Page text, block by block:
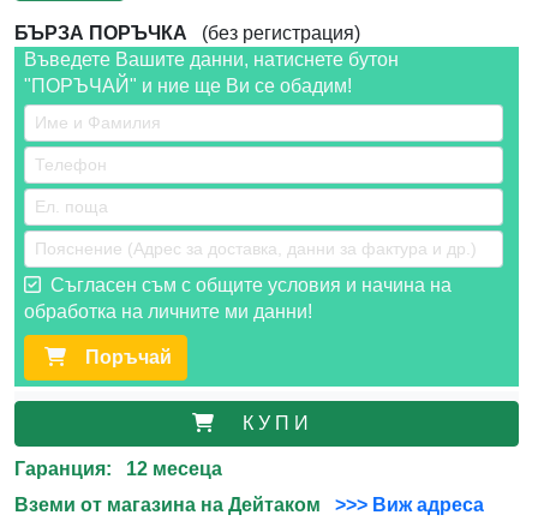
БЪРЗА ПОРЪЧКА (без регистрация)
Въведете Вашите данни, натиснете бутон
"ПОРЪЧАЙ" и ние ще Ви се обадим!
Съгласен съм с общите условия и начина на
обработка на личните ми данни!
Поръчай
К У П И
Гаранция: 12 месеца
Вземи от магазина на Дейтаком
>>> Виж адреса